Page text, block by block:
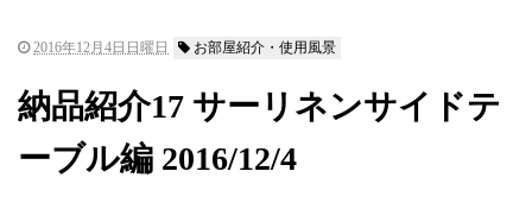
2016年12月4日日曜日 お部屋紹介・使用風景
納品紹介17 サーリネンサイドテ
ーブル編 2016/12/4